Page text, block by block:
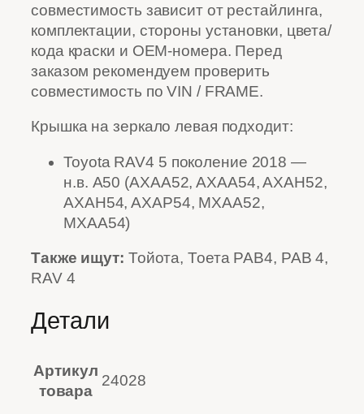
совместимость зависит от рестайлинга,
комплектации, стороны установки, цвета/
кода краски и OEM-номера. Перед
заказом рекомендуем проверить
совместимость по VIN / FRAME.
Крышка на зеркало левая подходит:
Toyota RAV4 5 поколение 2018 —
н.в. A50 (AXAA52, AXAA54, AXAH52,
AXAH54, AXAP54, MXAA52,
MXAA54)
Также ищут: Тойота, Тоета РАВ4, РАВ 4,
RAV 4
Детали
Артикул
товара
24028